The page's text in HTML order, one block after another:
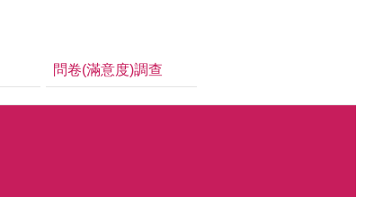
問卷(滿意度)調查